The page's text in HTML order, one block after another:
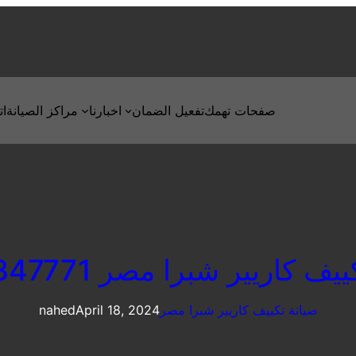
مراكز الصيانة اخبارنا تفعيل الضمانصفحات تهمك
كاريير شبرا مصر 01129347771
nahedApril 18, 2024صيانة تكييف كاريير شبرا مصر